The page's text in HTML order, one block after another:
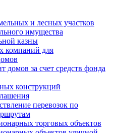
и лесных участков
имущества
казны
компаний для
домов за счет средств фонда
конструкций
перевозок по
торговых объектов